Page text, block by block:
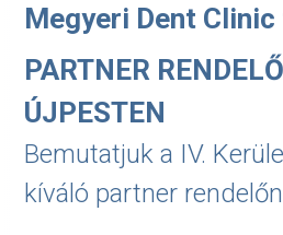
Megyeri Dent
PARTNER
ÚJPESTEN
Bemutatjuk a IV.
kíváló partner